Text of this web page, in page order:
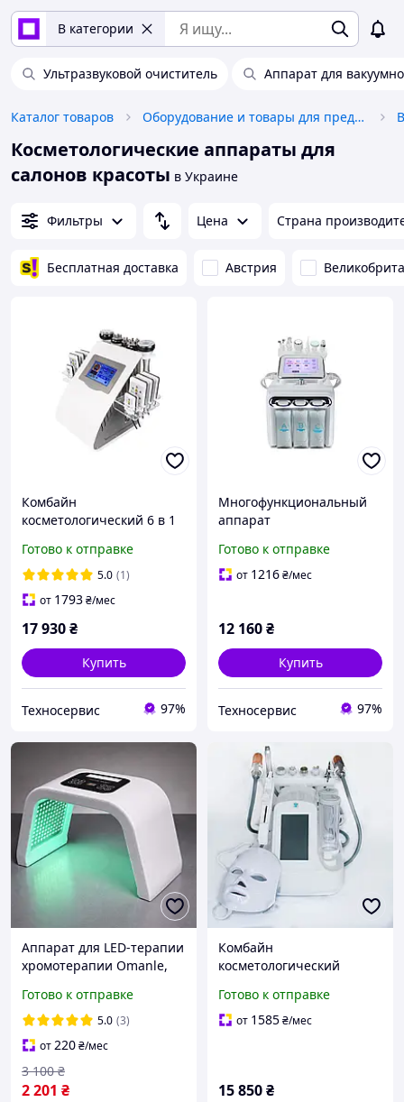
В категории
Ультразвуковой очиститель Аппарат для
Каталог товаров Оборудование и товары для предоставления услуг
Косметологические аппараты для
салонов красоты в Украине
Фильтры Цена Страна
Бесплатная доставка Австрия
Комбайн
косметологический 6 в 1
лазерный липолиз)
аппарат Smart Bubble
GBT AU-61 919S
Готово к отправке
5.0 (1)
от 1793₴/мес
17 930₴
Купить
Техносервис 97%
Многофункциональный
аппарат
комбайн водородного
пилинга Smart Bubble
Готово к отправке
от 1216₴/мес
12 160₴
Купить
Техносервис 97%
Аппарат для LED-терапии
хромотерапии Omanle,
Готово к отправке
5.0 (3)
от220₴/мес
2 201 ₴
3 100 ₴
Комбайн
косметологический
гидродермабразии и
лифтинга аппарат Smart
Готово к отправке
от 1585₴/мес
15 850₴